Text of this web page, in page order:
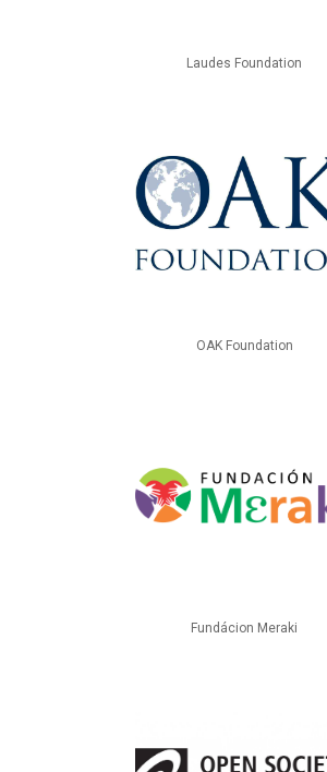
Laudes Foundation
OAK Foundation
Fundácion Meraki